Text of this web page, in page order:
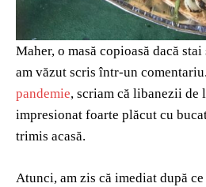
Maher, o masă copioasă dacă
am văzut scris într-un comentariu.
pandemie, scriam că libanezii de
impresionat foarte plăcut cu
trimis acasă.
Atunci, am zis că imediat după ce